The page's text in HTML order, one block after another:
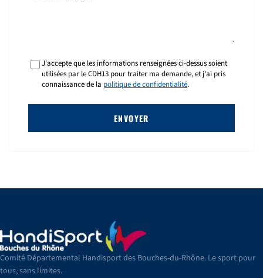
J'accepte que les informations renseignées ci-dessus soient
utilisées par le CDH13 pour traiter ma demande, et j'ai pris
connaissance de la politique de confidentialité.
ENVOYER
Comité Départemental Handisport des Bouches-du-Rhône. Le sport pour
tous, sans limites.